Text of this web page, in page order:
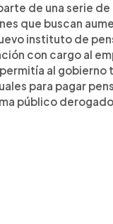
de una serie de
que buscan
instituto de
con cargo al
al gobierno
para pagar
público